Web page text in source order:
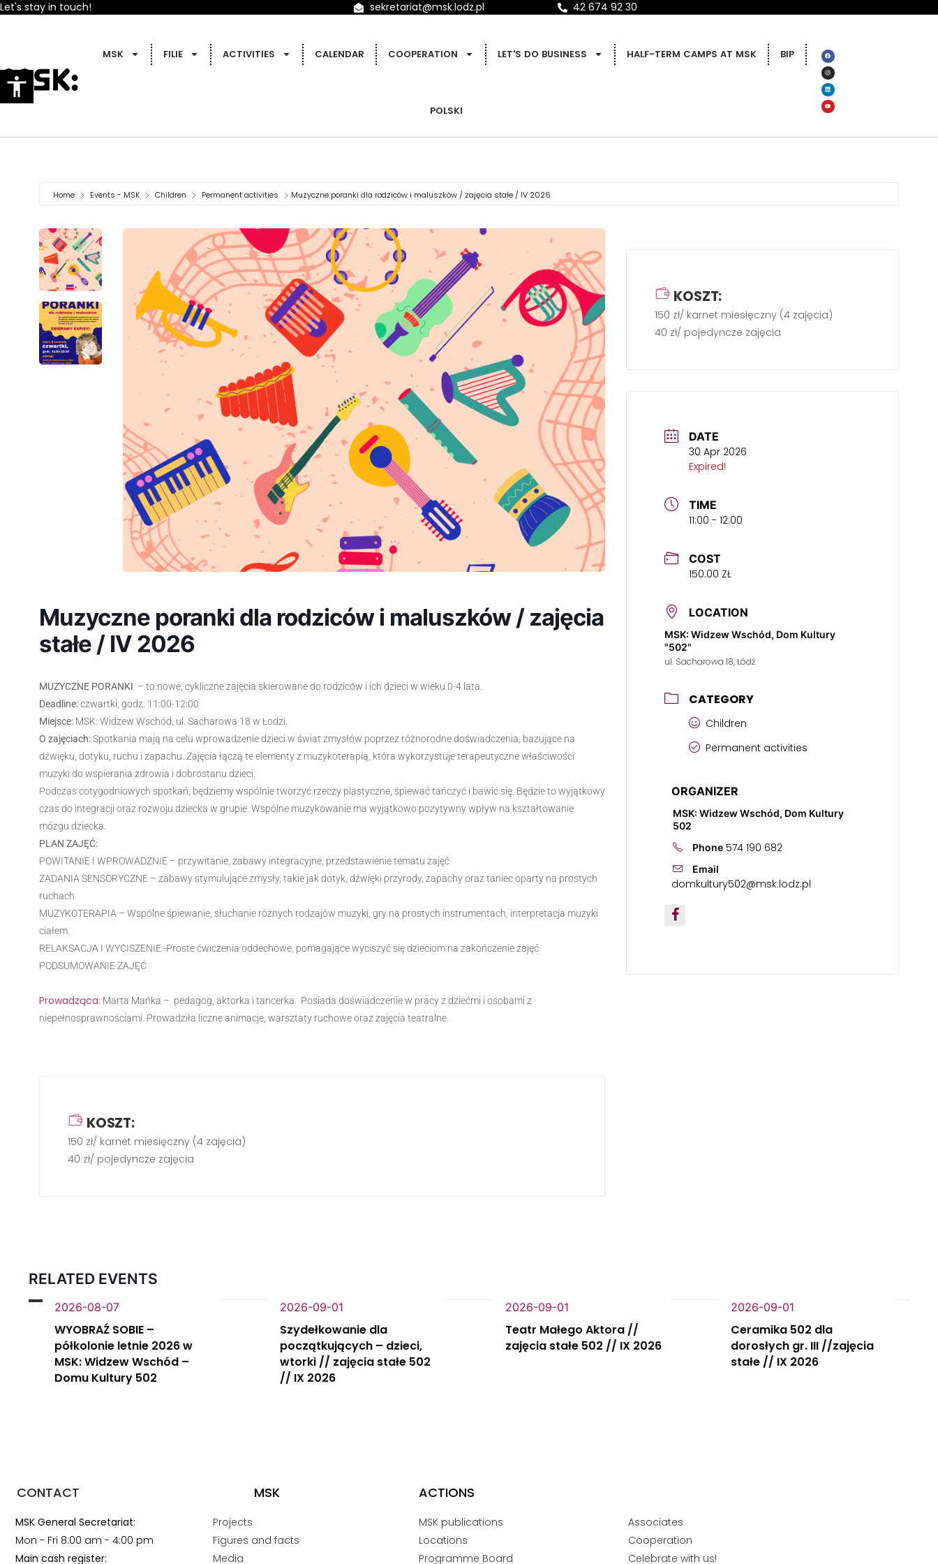
Let's stay in touch! sekretariat@msk.lodz.pl 42 674 92 30
MSK FILIE ACTIVITIES CALENDAR COOPERATION LET'S DO BUSINESS HALF-TERM CAMPS AT MSK BIP
POLSKI
Home Events - MSK Children Permanent activities Muzyczne poranki dla rodziców i maluszków / zajęcia stałe / IV 2026
Muzyczne poranki dla rodziców i maluszków / zajęcia
stałe / IV 2026
MUZYCZNE PORANKI – to nowe, cykliczne zajęcia skierowane do rodziców i ich dzieci w wieku 0-4 lata.
Deadline:czwartki, godz. 11:00-12:00
Miejsce: MSK: Widzew Wschód, ul. Sacharowa 18 w Łodzi.
O zajęciach:Spotkania mają na celu wprowadzenie dzieci w świat zmysłów poprzez różnorodne doświadczenia, bazujące na
dźwięku, dotyku, ruchu i zapachu. Zajęcia łączą te elementy z muzykoterapią, która wykorzystuje terapeutyczne właściwości
muzyki do wspierania zdrowia i dobrostanu dzieci.
Podczas cotygodniowych spotkań, będziemy wspólnie tworzyć rzeczy plastyczne, śpiewać tańczyć i bawić się. Będzie to wyjątkowy
czas do integracji oraz rozwoju dziecka w grupie. Wspólne muzykowanie ma wyjątkowo pozytywny wpływ na kształtowanie
mózgu dziecka.
PLAN ZAJĘĆ:
POWITANIE I WPROWADZNIE – przywitanie, zabawy integracyjne, przedstawienie tematu zajęć
ZADANIA SENSORYCZNE – zabawy stymulujące zmysły, takie jak dotyk, dźwięki przyrody, zapachy oraz taniec oparty na prostych
ruchach
MUZYKOTERAPIA – Wspólne śpiewanie, słuchanie różnych rodzajów muzyki, gry na prostych instrumentach, interpretacja muzyki
ciałem.
RELAKSACJA I WYCISZENIE -Proste ćwiczenia oddechowe, pomagające wyciszyć się dzieciom na zakończenie zajęć
PODSUMOWANIE ZAJĘĆ
Prowadząca: Marta Mańka – pedagog, aktorka i tancerka. Posiada doświadczenie w pracy z dziećmi i osobami z
niepełnosprawnościami. Prowadziła liczne animacje, warsztaty ruchowe oraz zajęcia teatralne.
KOSZT:
150 zł/ karnet miesięczny (4 zajęcia)
40 zł/ pojedyncze zajęcia
DATE
30 Apr 2026
Expired!
TIME
11:00 - 12:00
COST
150.00 ZŁ
LOCATION
MSK: Widzew Wschód, Dom Kultury
"502"
ul. Sacharowa 18, Łódź
CATEGORY
Children
Permanent activities
ORGANIZER
MSK: Widzew Wschód, Dom Kultury
502
Phone 574 190 682
Email
domkultury502@msk.lodz.pl
KOSZT:
150 zł/ karnet miesięczny (4 zajęcia)
40 zł/ pojedyncze zajęcia
RELATED EVENTS
2026-08-07
WYOBRAŹ SOBIE –
półkolonie letnie 2026 w
MSK: Widzew Wschód –
Domu Kultury 502
2026-09-01
Szydełkowanie dla
początkujących – dzieci,
wtorki // zajęcia stałe 502
// IX 2026
2026-09-01
Teatr Małego Aktora //
zajęcia stałe 502 // IX 2026
2026-09-01
Ceramika 502 dla
dorosłych gr. III //zajęcia
stałe // IX 2026
CONTACT MSK ACTIONS
MSK General Secretariat:
Mon - Fri 8:00 am - 4:00 pm
Main cash register:
Projects
Figures and facts
Media
MSK publications
Locations
Programme Board
Associates
Cooperation
Celebrate with us!